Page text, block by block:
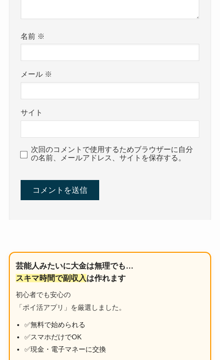
名前 ※
メール ※
サイト
次回のコメントで使用するためブラウザーに自分
の名前、メールアドレス、サイトを保存する。
芸能人みたいに大金は無理でも…
スキマ時間で副収入は作れます
初心者でも安心の
「ポイ活アプリ」を厳選しました。
✅無料で始められる
✅スマホだけでOK
✅現金・電子マネーに交換